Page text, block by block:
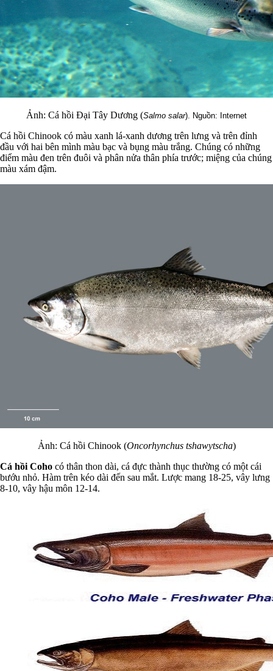
Ảnh: Cá hồi Đại Tây Dương (Salmo salar). Nguồn: Internet
Cá hồi Chinook có màu xanh lá-xanh dương trên lưng và trên đỉnh
đầu với hai bên mình màu bạc và bụng màu trắng. Chúng có những
điểm màu đen trên đuôi và phân nửa thân phía trước; miệng của chúng
màu xám đậm.
Ảnh: Cá hồi Chinook (Oncorhynchus tshawytscha)
Cá hồi Coho có thân thon dài, cá đực thành thục thường có một cái
bướu nhỏ. Hàm trên kéo dài đến sau mắt. Lược mang 18-25, vây lưng
8-10, vây hậu môn 12-14.